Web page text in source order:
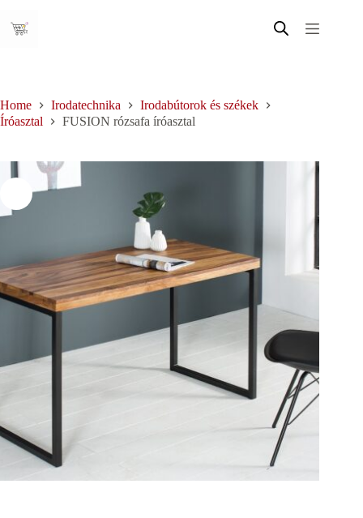
content
Home Irodatechnika
Irodabútorok és székek
Íróasztal
FUSION rózsafa íróasztal